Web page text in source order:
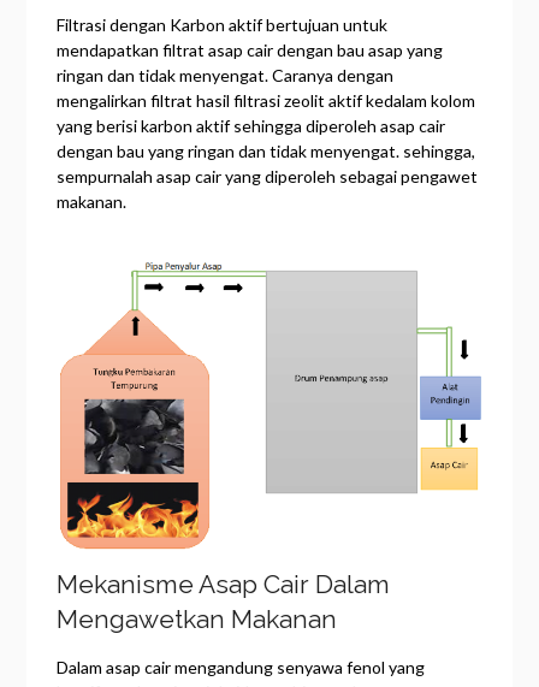
Filtrasi dengan Karbon aktif bertujuan untuk
mendapatkan filtrat asap cair dengan bau asap yang
ringan dan tidak menyengat. Caranya dengan
mengalirkan filtrat hasil filtrasi zeolit aktif kedalam kolom
yang berisi karbon aktif sehingga diperoleh asap cair
dengan bau yang ringan dan tidak menyengat. sehingga,
sempurnalah asap cair yang diperoleh sebagai pengawet
makanan.
Mekanisme Asap Cair Dalam
Mengawetkan Makanan
Dalam asap cair mengandung senyawa fenol yang